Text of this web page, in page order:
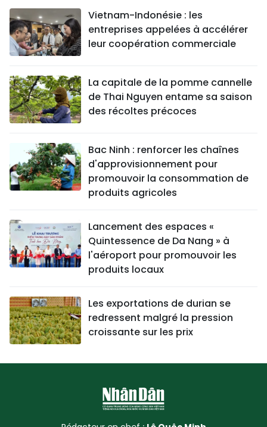
Vietnam-Indonésie : les
entreprises appelées à accélérer
leur coopération commerciale
La capitale de la pomme cannelle
de Thai Nguyen entame sa saison
des récoltes précoces
Bac Ninh : renforcer les chaînes
d'approvisionnement pour
promouvoir la consommation de
produits agricoles
Lancement des espaces «
Quintessence de Da Nang » à
l'aéroport pour promouvoir les
produits locaux
Les exportations de durian se
redressent malgré la pression
croissante sur les prix